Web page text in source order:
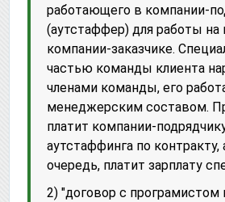
работающего в компании-
(аутстаффер) для работы на
компании-заказчике.
частью команды клиента
членами команды, его
менеджерским составом.
платит компании-
аутстаффинга по
очередь, платит зарплату
2) "договор с програмистом